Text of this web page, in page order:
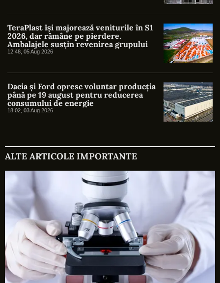
TeraPlast își majorează veniturile în S1
2026, dar rămâne pe pierdere.
Ambalajele susțin revenirea grupului
12:48, 05 Aug 2026
Dacia și Ford opresc voluntar producția
până pe 19 august pentru reducerea
consumului de energie
18:02, 03 Aug 2026
ALTE ARTICOLE IMPORTANTE